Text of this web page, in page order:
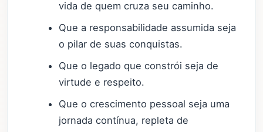
vida de quem cruza seu caminho.
Que a responsabilidade assumida seja
o pilar de suas conquistas.
Que o legado que constrói seja de
virtude e respeito.
Que o crescimento pessoal seja uma
jornada contínua, repleta de